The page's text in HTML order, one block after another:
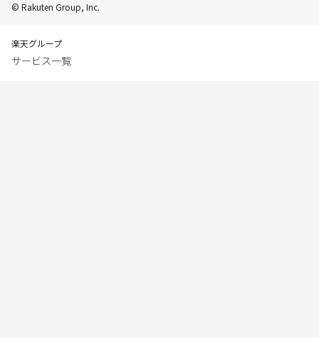
© Rakuten Group, Inc.
楽天グループ
サービス一覧